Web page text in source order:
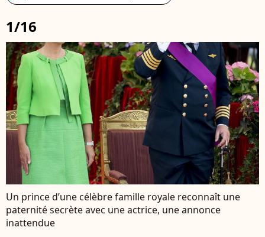
1/16
Un prince d’une célèbre famille royale reconnaît une
paternité secrète avec une actrice, une annonce
inattendue